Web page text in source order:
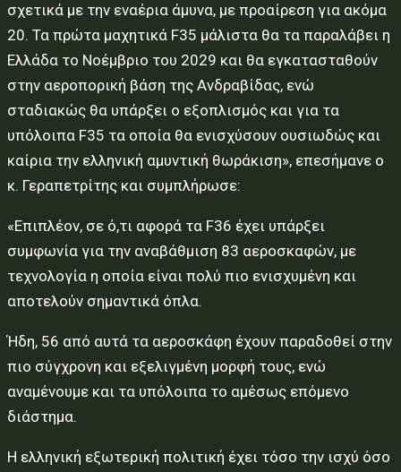
σχετικά με την εναέρια άμυνα, με προαίρεση για ακόμα
20. Τα πρώτα μαχητικά F35 μάλιστα θα τα παραλάβει η
Ελλάδα το Νοέμβριο του 2029 και θα εγκατασταθούν
στην αεροπορική βάση της Ανδραβίδας, ενώ
σταδιακώς θα υπάρξει ο εξοπλισμός και για τα
υπόλοιπα F35 τα οποία θα ενισχύσουν ουσιωδώς και
καίρια την ελληνική αμυντική θωράκιση», επεσήμανε ο
κ. Γεραπετρίτης και συμπλήρωσε:
«Επιπλέον, σε ό,τι αφορά τα F36 έχει υπάρξει
συμφωνία για την αναβάθμιση 83 αεροσκαφών, με
τεχνολογία η οποία είναι πολύ πιο ενισχυμένη και
αποτελούν σημαντικά όπλα.
Ήδη, 56 από αυτά τα αεροσκάφη έχουν παραδοθεί στην
πιο σύγχρονη και εξελιγμένη μορφή τους, ενώ
αναμένουμε και τα υπόλοιπα το αμέσως επόμενο
διάστημα.
Η ελληνική εξωτερική πολιτική έχει τόσο την ισχύ όσο